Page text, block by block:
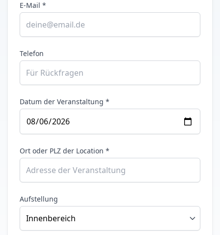
E-Mail *
Telefon
Datum der Veranstaltung *
Ort oder PLZ der Location *
Aufstellung